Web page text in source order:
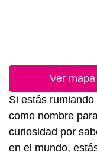
Ver
Si estás
como nombre
curiosidad por
en el mundo,